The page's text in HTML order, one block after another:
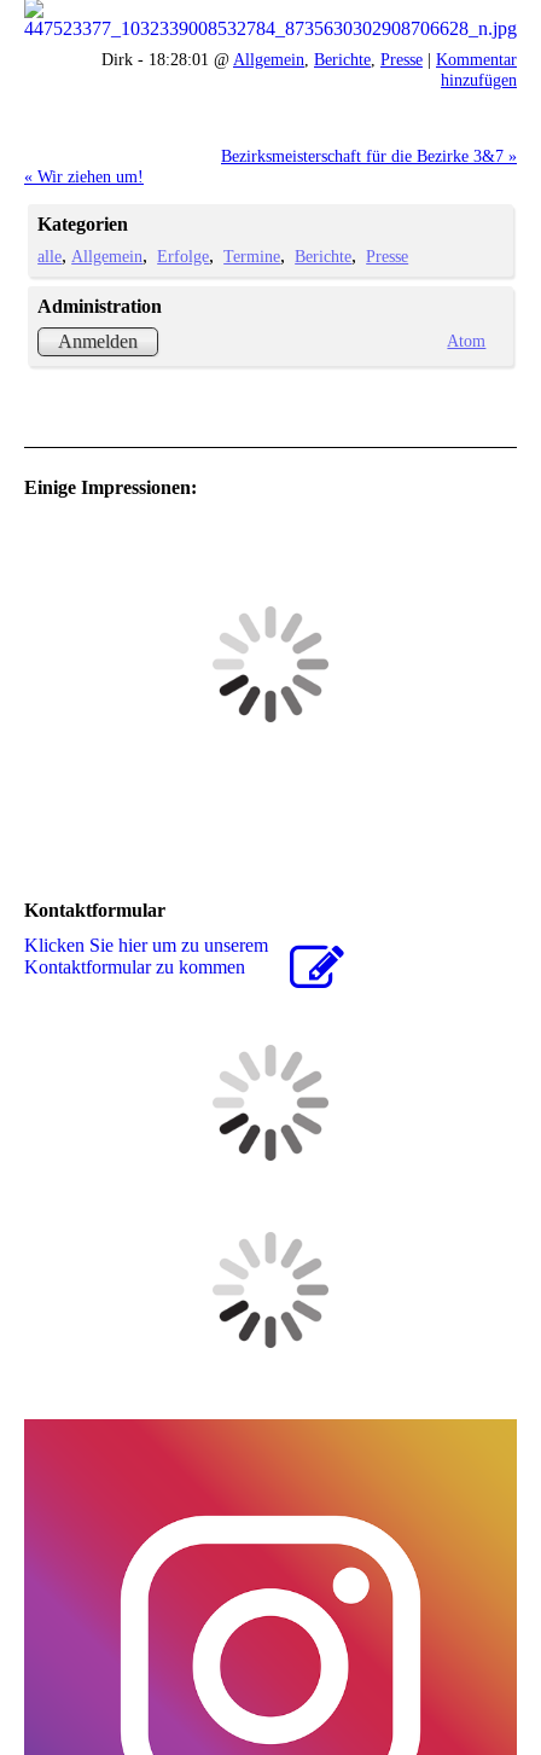
Dirk - 18:28:01 @ Allgemein Berichte Presse | Kommentar
hinzufügen
Bezirksmeisterschaft für die Bezirke 3&7 »
« Wir ziehen um!
Kategorien
alle Allgemein Erfolge Termine Berichte Presse
Administration
Anmelden
Atom
Einige Impressionen:
Kontaktformular
Klicken Sie hier um zu unserem
Kon­takt­for­mu­lar zu kommen